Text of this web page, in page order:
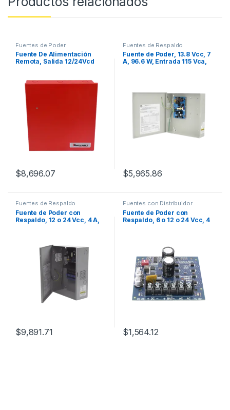
Fuentes de Poder
Fuente De Alimentación
Remota, Salida 12/24Vcd
FM, (0500-02380)
$8,696.07
Fuentes de Respaldo
Fuente de Poder, 13.8 Vcc, 7
A, 96.6 W, Entrada 115 Vca,
$5,965.86
Fuentes de Respaldo
Fuente de Poder con
Respaldo, 12 o 24 Vcc, 4 A,
$9,891.71
Fuentes con Distribuidor
Fuente de Poder con
Respaldo, 6 o 12 o 24 Vcc, 4
$1,564.12